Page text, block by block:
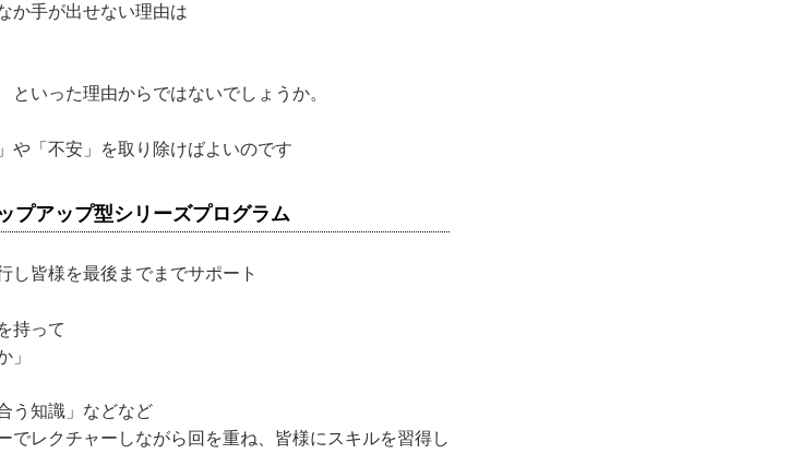
か手が出せない理由は
いった理由からではないでしょうか。
や「不安」を取り除けばよいのです
プアップ型シリーズプログラム
し皆様を最後までまでサポート
持って
」
う知識」などなど
でレクチャーしながら回を重ね、皆様にスキルを習得し